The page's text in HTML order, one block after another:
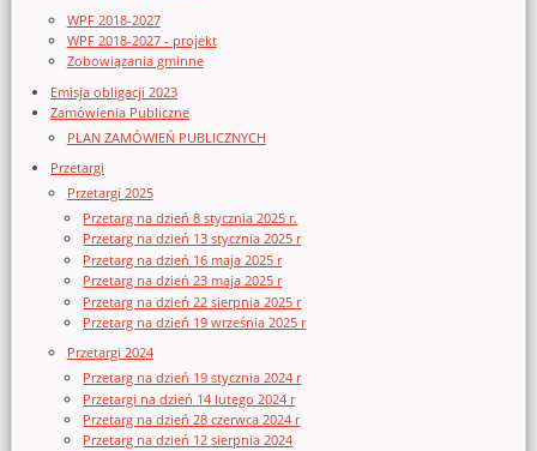
WPF 2018-2027
WPF 2018-2027 - projekt
Zobowiązania gminne
Emisja obligacji 2023
Zamówienia Publiczne
PLAN ZAMÓWIEŃ PUBLICZNYCH
Przetargi
Przetargi 2025
Przetarg na dzień 8 stycznia 2025 r.
Przetarg na dzień 13 stycznia 2025 r
Przetarg na dzień 16 maja 2025 r
Przetarg na dzień 23 maja 2025 r
Przetarg na dzień 22 sierpnia 2025 r
Przetarg na dzień 19 września 2025 r
Przetargi 2024
Przetarg na dzień 19 stycznia 2024 r
Przetargi na dzień 14 lutego 2024 r
Przetarg na dzień 28 czerwca 2024 r
Przetarg na dzień 12 sierpnia 2024